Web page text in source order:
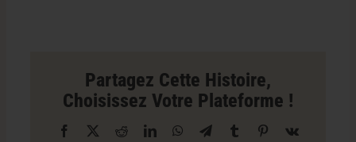
comté
de
Humboldt
Eureka
Partagez Cette Histoire,
Choisissez Votre Plateforme !
Facebook RedditLinkedInWhatsAppTélégramme
Tumblr Pinterest
Vk